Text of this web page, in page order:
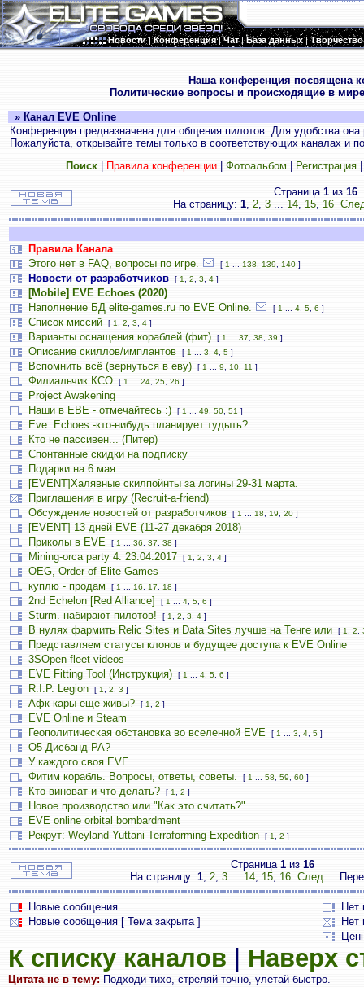
Новости|Конференция|Чат|База данных|Творчество
Наша конференция посвящена
Политические вопросы и происходящие в
» Канал EVE Online
Конференция предназначена для общения пилотов. Для удобства
Пожалуйста, открывайте темы только в соответствующих каналах и
Поиск| Правила конференции| Фотоальбом Регистрация
Страница 1из 16
На страницу: 1, 2, 3 ... 14, 15, 16
Правила Канала
Этого нет в FAQ, вопросы по игре.
[ 1 138 139 140 ]
Новости от разработчиков [ 1 2 3 4 ]
[Mobile] EVE Echoes (2020)
Наполнение БД elite-games.ru по EVE Online.
[ 1 4 5 6 ]
Список миссий [ 1 2 3 4 ]
Варианты оснащения кораблей (фит) [ 1 37 38 39 ]
Описание скиллов/имплантов [ 1 3 4 5 ]
Вспомнить всё (вернуться в еву) [ 1 9 10 11 ]
Филиальчик КСО [ 1 24 25 26 ]
Project Awakening
Наши в ЕВЕ - отмечайтесь :)
[ 1 49 50 51 ]
Eve: Echoes -кто-нибудь планирует тудыть?
Кто не пассивен... (Питер)
Спонтанные скидки на подписку
Подарки на 6 мая.
[EVENT]Халявные скилпойнты за логины 29-31 марта.
Приглашения в игру (Recruit-a-friend)
Обсуждение новостей от разработчиков
[ 1 18 19 20 ]
[EVENT] 13 дней EVE (11-27 декабря 2018)
Приколы в EVE
[ 1 36 37 38 ]
Mining-orca party 4. 23.04.2017 [ 1 2 3 4 ]
OEG, Order of Elite Games
куплю - продам
[ 1 16 17 18 ]
2nd Echelon [Red Alliance] [ 1 4 5 6 ]
Sturm. набирают пилотов! [ 1 2 3 4 ]
В нулях фармить Relic Sites и Data Sites лучше на Тенге или [ 1 2
Представляем статусы клонов и будущее доступа к EVE Online
3SOpen fleet videos
EVE Fitting Tool (Инструкция)
[ 1 4 5 6 ]
R.I.P. Legion [ 1 2 3 ]
Афк кары еще живы? [ 1 2 ]
EVE Online и Steam
Геополитическая обстановка во вселенной EVE
[ 1 3 4 5 ]
О5 Дисбанд РА?
У каждого своя EVE
Фитим корабль. Вопросы, ответы, советы.
[ 1 58 59 60 ]
Кто виноват и что делать? [ 1 2 ]
Новое производство или "Как это считать?"
EVE online orbital bombardment
Рекрут: Weyland-Yuttani Terraforming Expedition
[ 1 2 ]
Страница 1из 16
На страницу: 1, 2, 3 ... 14, 15, 16 След.
Новые сообщения
Нет
Новые сообщения [ Тема закрыта ]
Нет
К списку каналов Наверх
Цитата не в тему: Подходи тихо, стреляй точно, улетай быстро.